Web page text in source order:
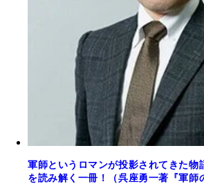
軍師というロマンが投影されてきた物
を読み解く一冊！（呉座勇一著『軍師